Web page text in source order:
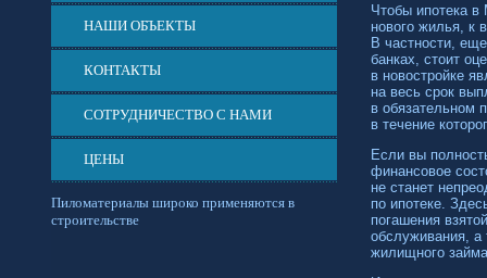
НАШИ ОБЪЕКТЫ
КОНТАКТЫ
СОТРУДНИЧЕСТВО С НАМИ
ЦЕНЫ
Пиломатериалы широко применяются в
строительстве
Чтобы ипотека в
нового жилья, к
В частности,
банках, стоит
в новостройке
на весь срок
в обязательном
в течение
Если вы
финансовое
не станет
по ипотеке.
погашения
обслуживания, а
жилищного